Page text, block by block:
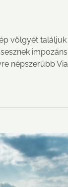
völgyét találjuk
impozáns
népszerűbb Via